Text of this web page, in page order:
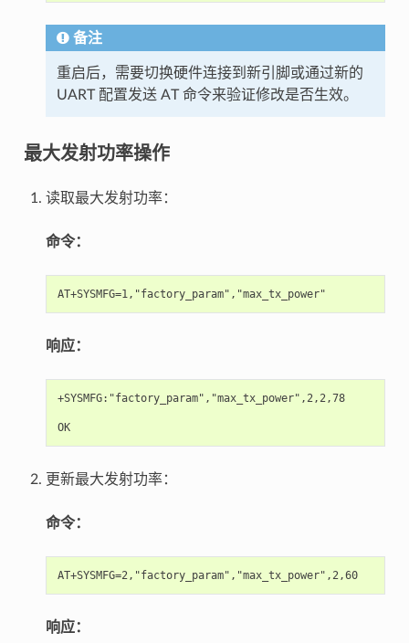
备注
重启后，需要切换硬件连接到新引脚或通过新的
UART 配置发送 AT 命令来验证修改是否生效。
最大发射功率操作
读取最大发射功率：
命令：
响应：
+SYSMFG:"factory_param","max_tx_power",2,2,78
OK
更新最大发射功率：
命令：
AT+SYSMFG=2,"factory_param","max_tx_power",2,60
响应：